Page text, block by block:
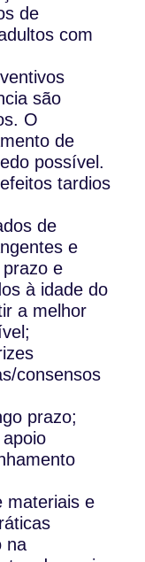
de
com
são
O
de
possível.
tardios
de
e
e
à idade do
a melhor
consensos
prazo;
materiais e
na